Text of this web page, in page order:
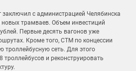
заключил с администрацией Челябинска
новых трамваев. Объем инвестиций
Первые десять вагонов уже
Кроме того, СТМ по концессии
троллейбусную сеть. Для этого
троллейбусов и реконструировать